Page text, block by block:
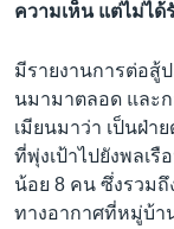
ความเห็น แต่ไม่ไ
มีรายงานการต่อสู้
นมามาตลอด และ
เมียนมาว่า เป็นฝ่า
ที่พุ่งเป้าไปยังพลเ
น้อย 8 คน ซึ่งรวมถึ
ทางอากาศที่หมู่บ้า